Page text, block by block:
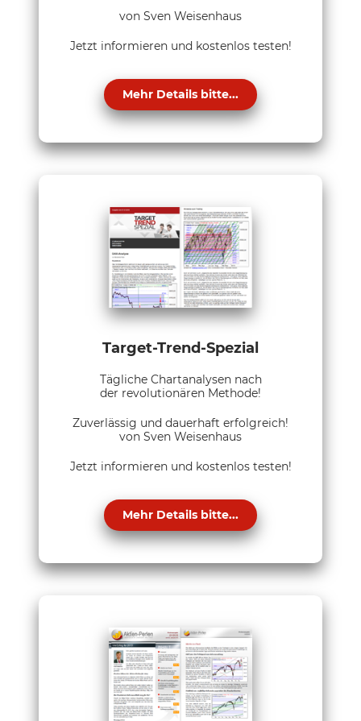
von Sven Weisenhaus
Jetzt informieren und kostenlos testen!
Mehr Details bitte...
Target-Trend-Spezial
Tägliche Chartanalysen nach
der revolutionären Methode!
Zuverlässig und dauerhaft erfolgreich!
von Sven Weisenhaus
Jetzt informieren und kostenlos testen!
Mehr Details bitte...